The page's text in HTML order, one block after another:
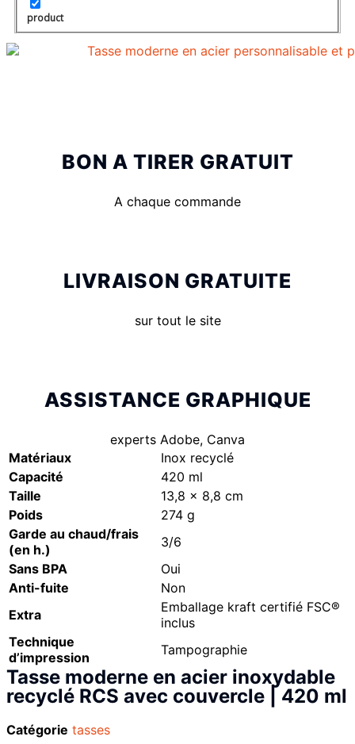
product
BON A TIRER GRATUIT
A chaque commande
LIVRAISON GRATUITE
sur tout le site
ASSISTANCE GRAPHIQUE
experts Adobe, Canva
Matériaux
Inox recyclé
Capacité
420 ml
Taille
13,8 x 8,8 cm
Poids
274 g
Garde au chaud/frais
(en h.)
3/6
Sans BPA
Oui
Anti-fuite
Non
Extra
Emballage kraft certifié FSC®
inclus
Technique
d’impression
Tampographie
Tasse moderne en acier inoxydable
recyclé RCS avec couvercle | 420 ml
Catégorie tasses